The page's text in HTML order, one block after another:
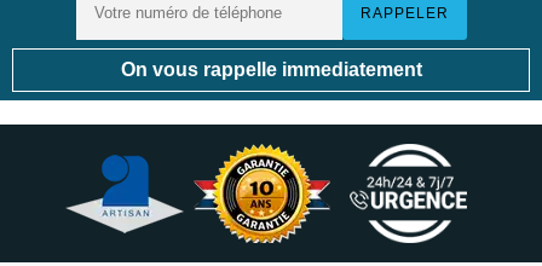
On vous rappelle immediatement